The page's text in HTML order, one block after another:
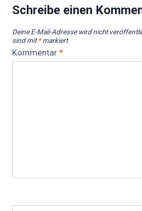
Schreibe einen
Deine E-Mail-Adresse wird nicht
sind mit*markiert
Kommentar *